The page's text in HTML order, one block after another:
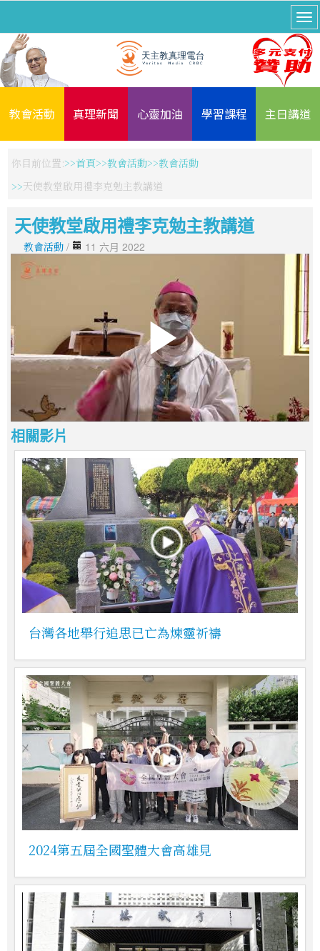
教會活動 真理新聞 心靈加油 學習課程 主日講道
你目前位置: 首頁 教會活動
教會活動
天使教堂啟用禮李克勉主教講道
天使教堂啟用禮李克勉主教講道
教會活動 / 11 六月 2022
相關影片
台灣各地舉行追思已亡為煉靈祈禱
2024第五屆全國聖體大會高雄見